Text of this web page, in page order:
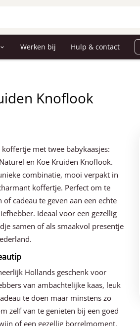
Werken bij Hulp & contact
Knoflook
koffertje met twee babykaasjes:
en Koe Kruiden Knoflook.
combinatie, mooi verpakt in
koffertje. Perfect om te
of cadeau te geven aan een echte
Ideaal voor een gezellig
samen of als smaakvol presentje
Hollands geschenk voor
van ambachtelijke kaas, leuk
te doen maar minstens zo
zelf van te genieten bij een goed
of een gezellig borrelmoment.